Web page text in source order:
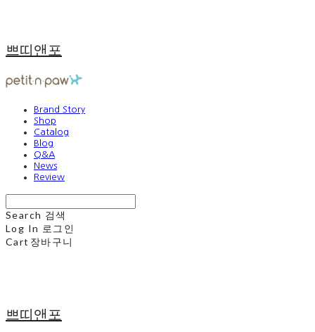
쁘띠앤포
Brand Story
Shop
Catalog
Blog
Q&A
News
Review
Search 검색
Log In 로그인
Cart 장바구니
쁘띠앤포